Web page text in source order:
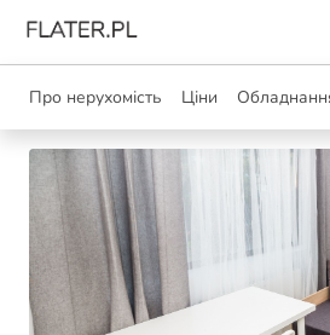
Про нерухомість Ціни